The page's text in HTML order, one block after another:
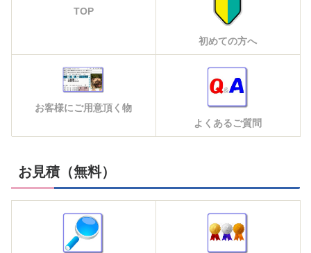
TOP
初めての方へ
お客様にご用意頂く物
よくあるご質問
お見積（無料）